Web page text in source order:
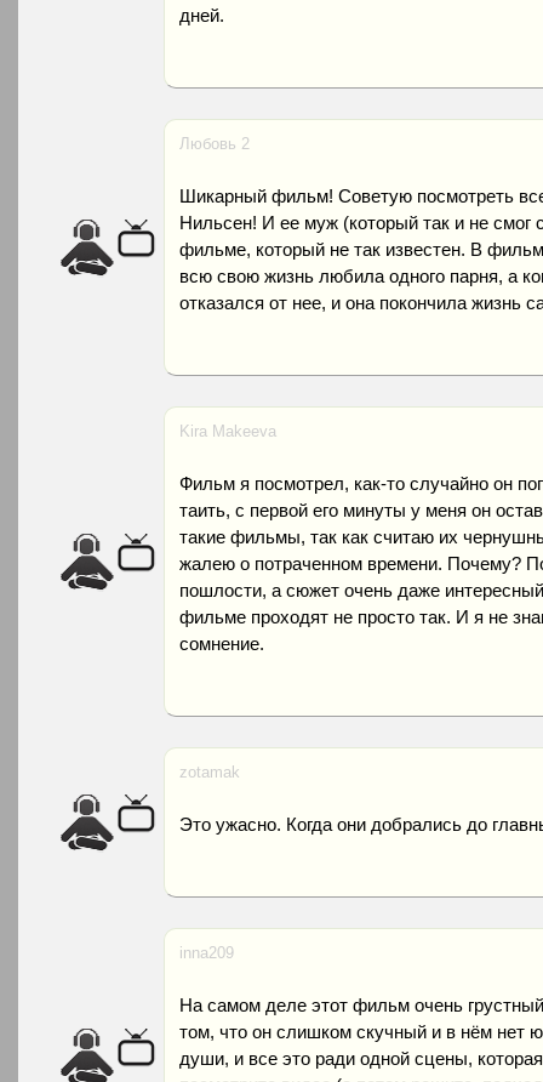
дней.
Любовь 2
Шикарный фильм! Советую посмотреть
Нильсен! И ее муж (который так и не смог
фильме, который не так известен. В
всю свою жизнь любила одного парня, а
отказался от нее, и она покончила жизнь
Kira Makeeva
Фильм я посмотрел, как-то случайно он
таить, с первой его минуты у меня он
такие фильмы, так как считаю их
жалею о потраченном времени. Почему?
пошлости, а сюжет очень даже
фильме проходят не просто так. И я не
сомнение.
zotamak
Это ужасно. Когда они добрались до
inna209
На самом деле этот фильм очень
том, что он слишком скучный и в нём нет
души, и все это ради одной сцены,